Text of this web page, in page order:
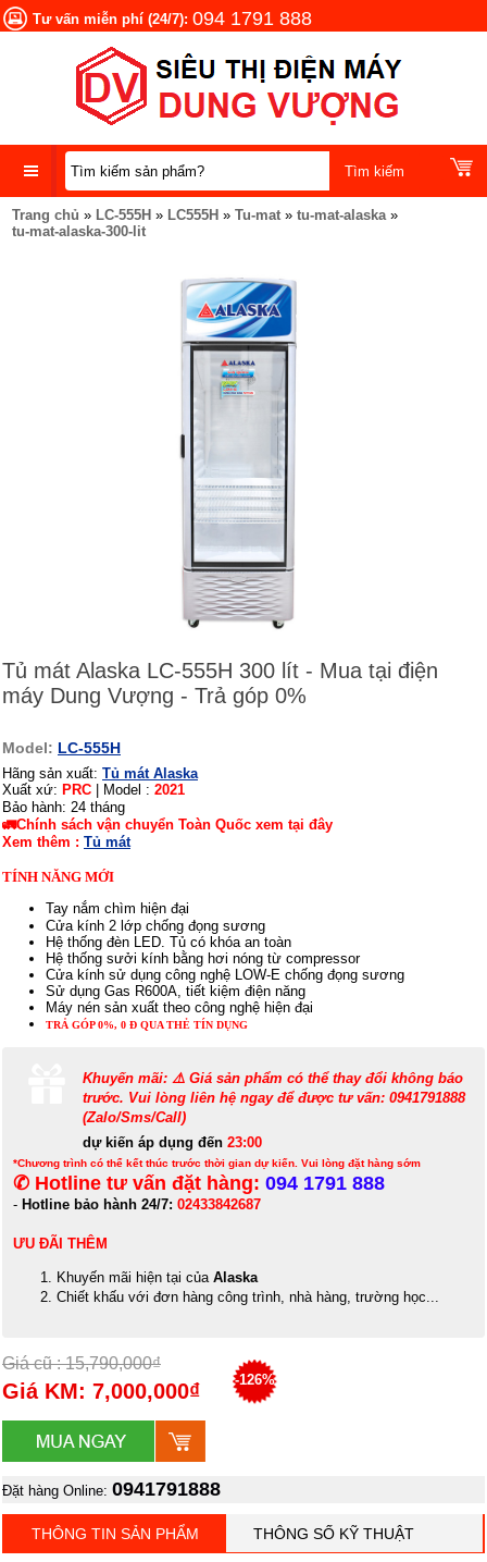
Tư vấn miễn phí (24/7): 094 1791 888
DANH
MỤC
Trang chủ » LC-555H » LC555H » Tu-mat » tu-mat-alaska »
tu-mat-alaska-300-lit
Tủ mát Alaska LC-555H 300 lít - Mua tại điện
máy Dung Vượng - Trả góp 0%
Model: LC-555H
Hãng sản xuất: Tủ mát Alaska
Xuất xứ: PRC Model : 2021
Bảo hành: 24 tháng
🚛Chính sách vận chuyển Toàn Quốc xem tại đây
Xem thêm : Tủ mát
TÍNH NĂNG MỚI
Tay nắm chìm hiện đại
Cửa kính 2 lớp chống đọng sương
Hệ thống đèn LED. Tủ có khóa an toàn
Hệ thống sưởi kính bằng hơi nóng từ compressor
Cửa kính sử dụng công nghệ LOW-E chống đọng sương
Sử dụng Gas R600A, tiết kiệm điện năng
Máy nén sản xuất theo công nghệ hiện đại
TRẢ GÓP 0%, 0 Đ QUA THẺ TÍN DỤNG
Khuyến mãi: ⚠️ Giá sản phẩm có thể thay đổi không báo
trước. Vui lòng liên hệ ngay để được tư vấn: 0941791888
(Zalo/Sms/Call)
dự kiến áp dụng đến 23:00
*Chương trình có thể kết thúc trước thời gian dự kiến. Vui lòng đặt hàng sớm
✆ Hotline tư vấn đặt hàng: 094 1791 888
- Hotline bảo hành 24/7: 02433842687
ƯU ĐÃI THÊM
Khuyến mãi hiện tại của Alaska
Chiết khấu với đơn hàng công trình, nhà hàng, trường học...
Giá cũ : 15,790,000₫
Giá KM: 7,000,000₫ -126%
Đặt hàng Online: 0941791888
THÔNG TIN SẢN PHẨM THÔNG SỐ KỸ THUẬT